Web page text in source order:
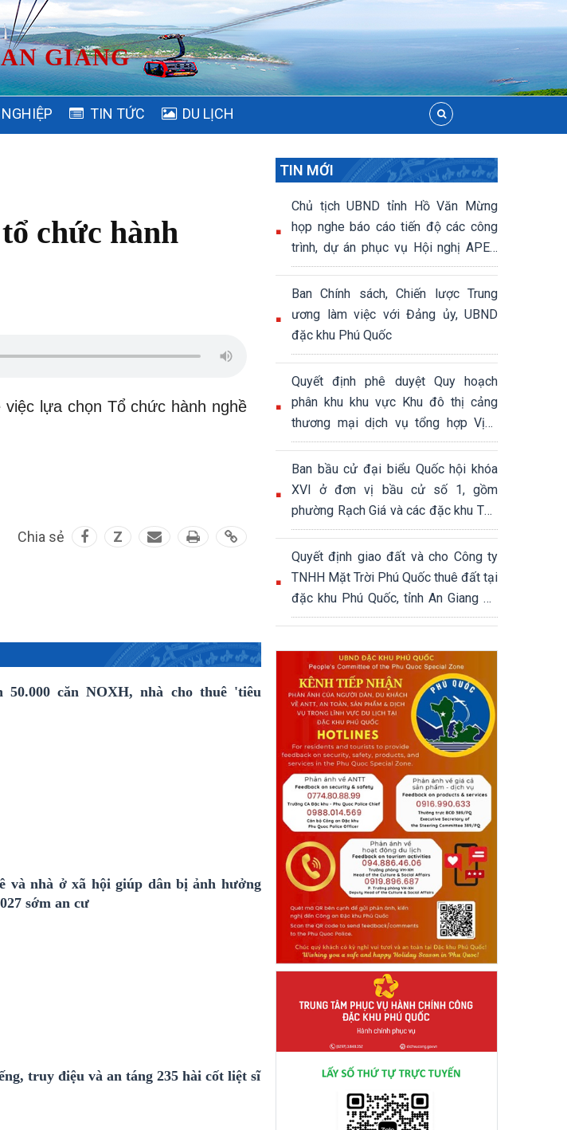
GIANG
TIN TỨC DU LỊCH
chức hành
lựa chọn Tổ chức hành nghề
Chia sẻ Z
50.000 căn NOXH, nhà cho thuê 'tiêu
và nhà ở xã hội giúp dân bị ảnh hưởng
sớm an cư
truy điệu và an táng 235 hài cốt liệt sĩ
TIN MỚI
Chủ tịch UBND tỉnh Hồ Văn Mừng
họp nghe báo cáo tiến độ các công
trình, dự án phục vụ Hội nghị APEC
2027
Ban Chính sách, Chiến lược Trung
ương làm việc với Đảng ủy, UBND
đặc khu Phú Quốc
Quyết định phê duyệt Quy hoạch
phân khu khu vực Khu đô thị cảng
thương mại dịch vụ tổng hợp Vịnh
Đầm, đặc khu Phú Quốc, tỉnh An
Giang, tỷ lệ 1/2000, quy mô khoảng
339,04 ha
Ban bầu cử đại biểu Quốc hội khóa
XVI ở đơn vị bầu cử số 1, gồm
phường Rạch Giá và các đặc khu Thổ
Châu, Phú Quốc
Quyết định giao đất và cho Công ty
TNHH Mặt Trời Phú Quốc thuê đất tại
đặc khu Phú Quốc, tỉnh An Giang để
thực hiện Dự án Khu đô thị hỗn hợp